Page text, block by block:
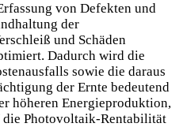
von Defekten und
der
und Schäden
Dadurch wird die
sowie die daraus
der Ernte bedeutend
höheren Energieproduktion,
Photovoltaik-Rentabilität